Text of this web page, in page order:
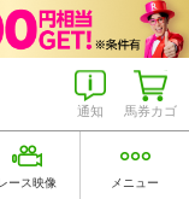
馬券カゴ
通知
ース映像 メニュー